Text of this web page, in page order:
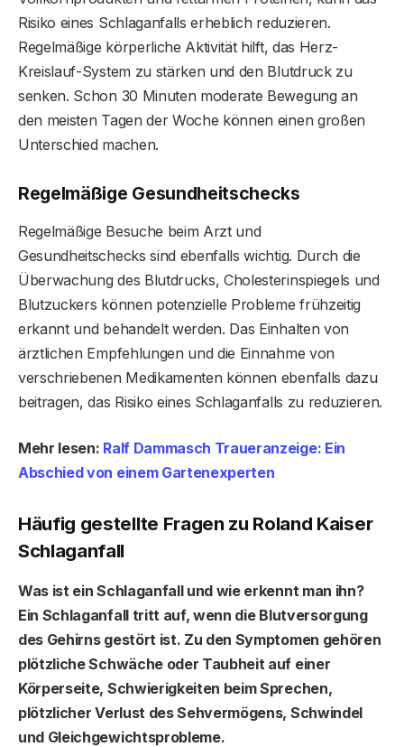
Risiko eines Schlaganfalls erheblich reduzieren.
Regelmäßige körperliche Aktivität hilft, das Herz-
Kreislauf-System zu stärken und den Blutdruck zu
senken. Schon 30 Minuten moderate Bewegung an
den meisten Tagen der Woche können einen großen
Unterschied machen.
Regelmäßige Gesundheitschecks
Regelmäßige Besuche beim Arzt und
Gesundheitschecks sind ebenfalls wichtig. Durch die
Überwachung des Blutdrucks, Cholesterinspiegels und
Blutzuckers können potenzielle Probleme frühzeitig
erkannt und behandelt werden. Das Einhalten von
ärztlichen Empfehlungen und die Einnahme von
verschriebenen Medikamenten können ebenfalls dazu
beitragen, das Risiko eines Schlaganfalls zu reduzieren.
Mehr lesen: Ralf Dammasch Traueranzeige: Ein
Abschied von einem Gartenexperten
Häufig gestellte Fragen zu Roland Kaiser
Schlaganfall
Was ist ein Schlaganfall und wie erkennt man ihn?
Ein Schlaganfall tritt auf, wenn die Blutversorgung
des Gehirns gestört ist. Zu den Symptomen gehören
plötzliche Schwäche oder Taubheit auf einer
Körperseite, Schwierigkeiten beim Sprechen,
plötzlicher Verlust des Sehvermögens, Schwindel
und Gleichgewichtsprobleme.